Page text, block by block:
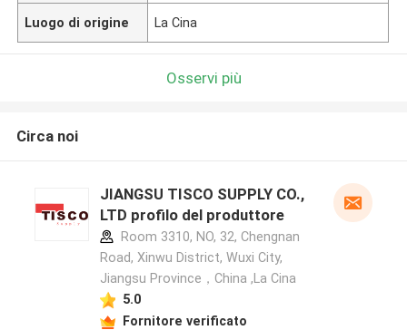
Luogo di origine La Cina
Osservi più
Circa noi
JIANGSU TISCO SUPPLY CO.,
LTD profilo del produttore
Room 3310, NO, 32, Chengnan
Road, Xinwu District, Wuxi City,
Jiangsu Province，China ,La Cina
5.0
Fornitore verificato